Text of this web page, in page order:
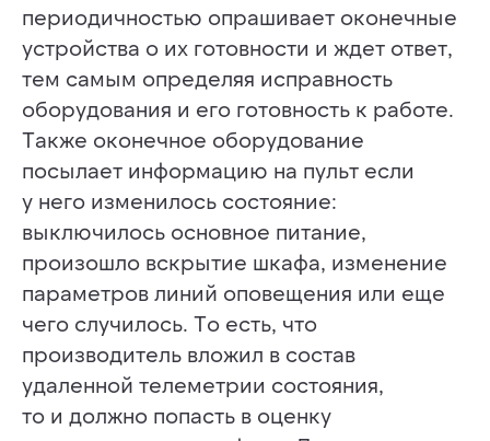
периодичностью опрашивает оконечные
устройства о их готовности и ждет ответ,
тем самым определяя исправность
оборудования и его готовность к работе.
Также оконечное оборудование
посылает информацию на пульт если
у него изменилось состояние:
выключилось основное питание,
произошло вскрытие шкафа, изменение
параметров линий оповещения или еще
чего случилось. То есть, что
производитель вложил в состав
удаленной телеметрии состояния,
то и должно попасть в оценку
ОТПРАВИТЬ
Нажимая на кнопку «отправить» я даю свое
согласие на обработку персональных данных
политикой конфиденциальности
ИНФОСТРАТА
Самая полная база знаний
в области систем оповещения